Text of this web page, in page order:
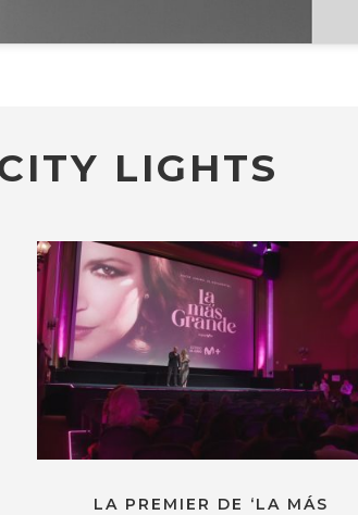
LIGHTS
LA PREMIER DE ‘LA MÁS